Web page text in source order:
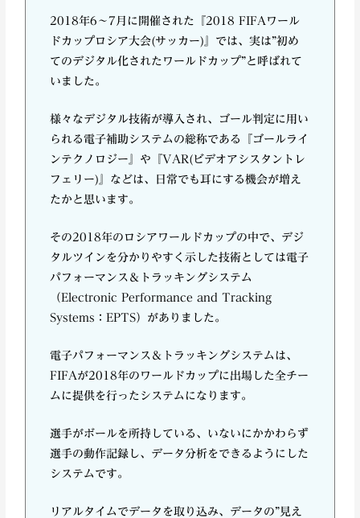
2018年6～7月に開催された『2018 FIFAワール
ドカップロシア大会(サッカー)』では、実は”初め
てのデジタル化されたワールドカップ”と呼ばれて
いました。
様々なデジタル技術が導入され、ゴール判定に用い
られる電子補助システムの総称である『ゴールライ
ンテクノロジー』や『VAR(ビデオアシスタントレ
フェリー)』などは、日常でも耳にする機会が増え
たかと思います。
その2018年のロシアワールドカップの中で、デジ
タルツインを分かりやすく示した技術としては電子
パフォーマンス＆トラッキングシステム
（Electronic Performance and Tracking
Systems：EPTS）がありました。
電子パフォーマンス＆トラッキングシステムは、
FIFAが2018年のワールドカップに出場した全チー
ムに提供を行ったシステムになります。
選手がボールを所持している、いないにかかわらず
選手の動作記録し、データ分析をできるようにした
システムです。
リアルタイムでデータを取り込み、データの”見え